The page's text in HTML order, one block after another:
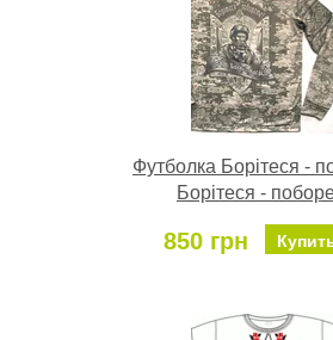
Футболка Борітеся -
Борітеся -
850 грн